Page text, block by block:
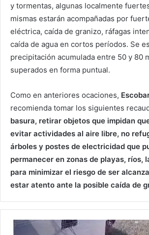
y tormentas, algunas localmente
mismas estarán acompañadas por
eléctrica, caída de granizo, ráfagas
caída de agua en cortos períodos. Se
precipitación acumulada entre 50 y 80
superados en forma puntual.
Como en anteriores ocaciones,
recomienda tomar los siguientes
basura, retirar objetos que impidan
evitar actividades al aire libre, no
árboles y postes de electricidad que
permanecer en zonas de playas, ríos,
para minimizar el riesgo de ser
estar atento ante la posible caída de